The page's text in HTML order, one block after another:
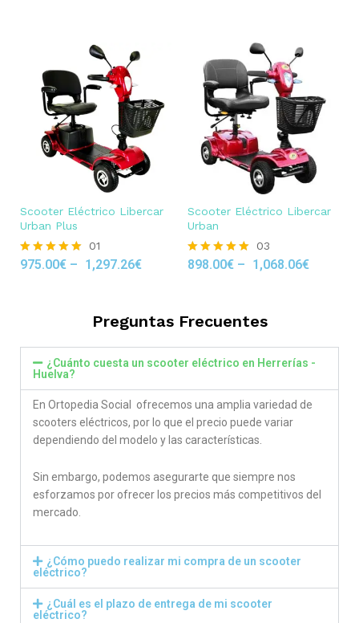
Scooter Eléctrico Libercar
Urban Plus
Rated
01
975.00€ – 1,297.26€
Scooter Eléctrico Libercar
Urban
Rated
03
898.00€ – 1,068.06€
Preguntas Frecuentes
¿Cuánto cuesta un scooter eléctrico en Herrerías -
Huelva?
En Ortopedia Social ofrecemos una amplia variedad de
scooters eléctricos, por lo que el precio puede variar
dependiendo del modelo y las características.
Sin embargo, podemos asegurarte que siempre nos
esforzamos por ofrecer los precios más competitivos del
mercado.
¿Cómo puedo realizar mi compra de un scooter
eléctrico?
¿Cuál es el plazo de entrega de mi scooter
eléctrico?